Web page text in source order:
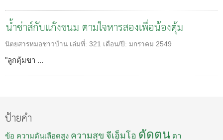
น้ำซ่าส์กับแก๊งขนม ตามใจหารสองเพื่อน้องตุ้ม
นิตยสารหมอชาวบ้าน เล่มที่: 321 เดือน/ปี: มกราคม 2549
"ลูกตุ้มขา ...
ป้ายคำ
ข้อ ความดันเลือดสูง ความสุข จีเอ็มโอ ดัดตน ตา